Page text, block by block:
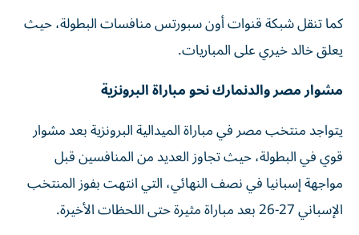
كما تنقل شبكة قنوات أون سبورتس منافسات البطولة، حيث
يعلق خالد خيري على المباريات.
مشوار مصر والدنمارك نحو مباراة البرونزية
يتواجد منتخب مصر في مباراة الميدالية البرونزية بعد مشوار
قوي في البطولة، حيث تجاوز العديد من المنافسين قبل
مواجهة إسبانيا في نصف النهائي، التي انتهت بفوز المنتخب
الإسباني 27-26 بعد مباراة مثيرة حتى اللحظات الأخيرة.